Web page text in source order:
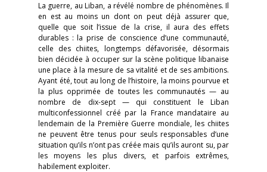
La guerre, au Liban, a révélé nombre de phénomènes. Il
en est au moins un dont on peut déjà assurer que,
quelle que soit l’issue de la crise, il aura des effets
durables : la prise de conscience d’une communauté,
celle des chiites, longtemps défavorisée, désormais
bien décidée à occuper sur la scène politique libanaise
une place à la mesure de sa vitalité et de ses ambitions.
Ayant été, tout au long de l’histoire, la moins pourvue et
la plus opprimée de toutes les communautés — au
nombre de dix-sept — qui constituent le Liban
multiconfessionnel créé par la France mandataire au
lendemain de la Première Guerre mondiale, les chiites
ne peuvent être tenus pour seuls responsables d’une
situation qu’ils n’ont pas créée mais qu’ils auront su, par
les moyens les plus divers, et parfois extrêmes,
habilement exploiter.